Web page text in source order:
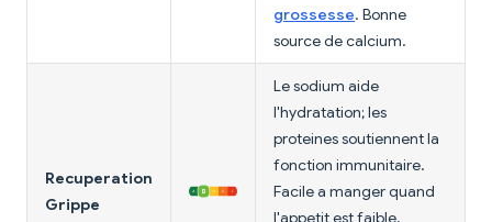
grossesse. Bonne
source de calcium.
Recuperation
Grippe
Le sodium aide
l'hydratation; les
proteines soutiennent la
fonction immunitaire.
Facile a manger quand
l'appetit est faible.